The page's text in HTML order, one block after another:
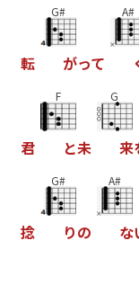
転
G#
がって
A#
君
F
と未
G
来
捻
G#
りの
A#
な